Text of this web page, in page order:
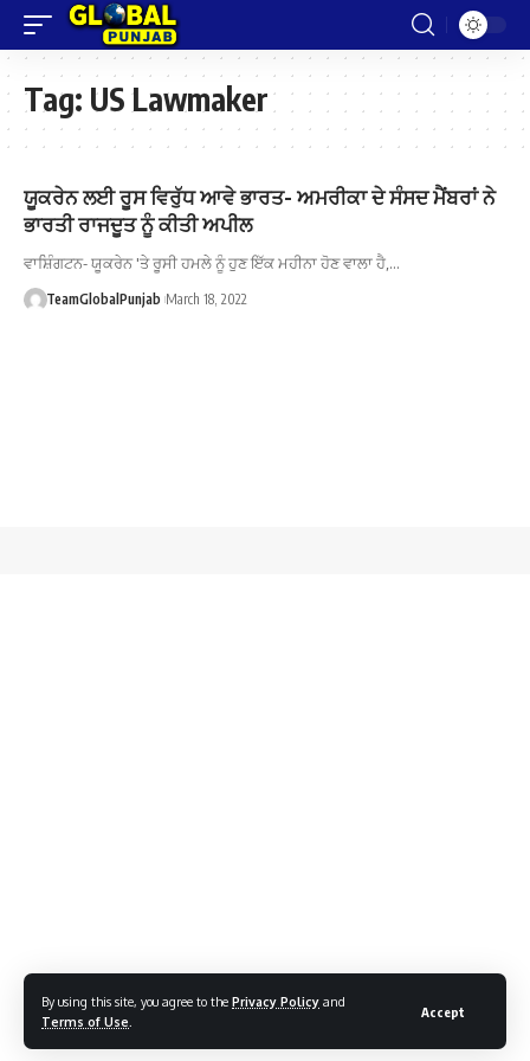
By using this site, you agree to the Privacy Policy and
Terms of Use
Accept
Tag: US Lawmaker
ਯੂਕਰੇਨ ਲਈ ਰੂਸ ਵਿਰੁੱਧ ਆਵੇ ਭਾਰਤ- ਅਮਰੀਕਾ ਦੇ ਸੰਸਦ ਮੈਂਬਰਾਂ ਨੇ
ਭਾਰਤੀ ਰਾਜਦੂਤ ਨੂੰ ਕੀਤੀ ਅਪੀਲ
ਵਾਸ਼ਿੰਗਟਨ- ਯੂਕਰੇਨ 'ਤੇ ਰੂਸੀ ਹਮਲੇ ਨੂੰ ਹੁਣ ਇੱਕ ਮਹੀਨਾ ਹੋਣ ਵਾਲਾ ਹੈ,…
TeamGlobalPunjab March 18, 2022